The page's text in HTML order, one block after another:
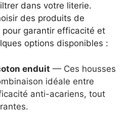
dans votre literie.
des produits de
pour garantir efficacité et
options disponibles :
enduit — Ces housses
idéale entre
anti-acariens, tout